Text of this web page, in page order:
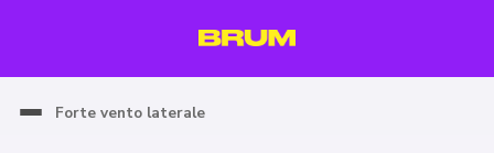
Forte vento laterale